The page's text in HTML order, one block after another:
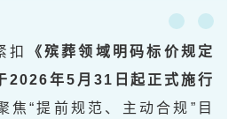
扣
《殡葬领域明码标价规定
2026年5月31日起正式施行
焦“提前规范、主动合规”目